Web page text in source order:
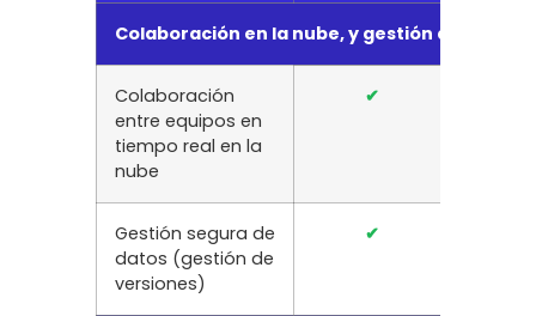
Colaboración en la nube, y gestión de datos
Colaboración
entre equipos en
tiempo real en la
nube
✔
Gestión segura de
datos (gestión de
versiones)
✔